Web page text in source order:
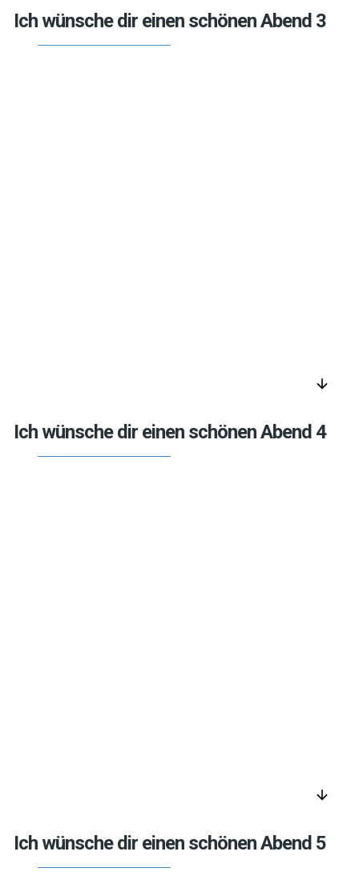
Ich wünsche dir einen schönen Abend 3
arrow_downward
Ich wünsche dir einen schönen Abend 4
arrow_downward
Ich wünsche dir einen schönen Abend 5